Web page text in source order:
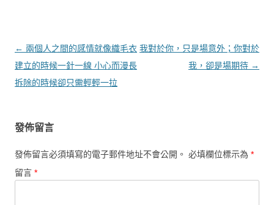
文章導覽
← 兩個人之間的感情就像織毛衣
建立的時候一針一線 小心而漫長
拆除的時候卻只需輕輕一拉
我對於你，只是場意外；你對於
我，卻是場期待 →
發佈留言
發佈留言必須填寫的電子郵件地址不會公開。 必填欄位標示為 *
留言 *